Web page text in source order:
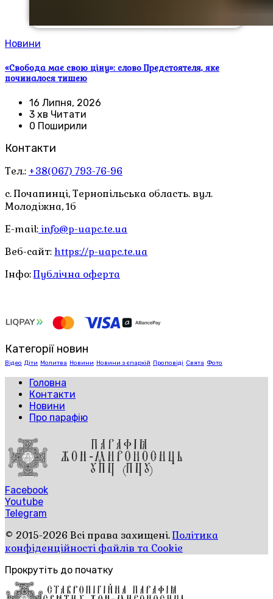
Новини
«Свобода має свою ціну»: слово Предстоятеля, яке
починалося тишею
16 Липня, 2026
3 хв Читати
0 Поширили
Контакти
Тел.: +38(067) 793-76-96
с. Почапинці, Тернопільська область. вул.
Молодіжна, 1б
E-mail: info@p-uapc.te.ua
Веб-сайт: https://p-uapc.te.ua
Інфо:Публічна оферта
Категорії новин
Відео Діти Молитва Новини Новини з єпархій Проповіді Свята Фото
Головна
Контакти
Новини
Про парафію
Facebook
Youtube
Telegram
© 2015-2026 Всі права захищені.Політика
конфіденційності файлів та Cookie
Прокрутіть до початку